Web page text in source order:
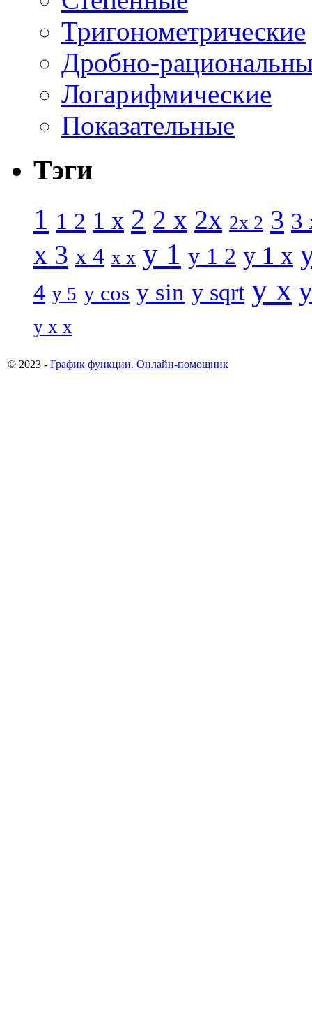
Тригонометрические
Дробно-
Логарифмические
Показательные
Тэги
1 1 2 1 x 2 2 x 2x 2x 2 3 3
x 3 x 4 x x y 1 y 1 2 y 1 x
4 y 5 y cos y sin y sqrt y x
y x x
© 2023 - График функции. Онлайн-помощник